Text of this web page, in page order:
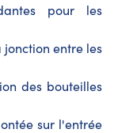
pour les
entre les
des bouteilles
sur l'entrée